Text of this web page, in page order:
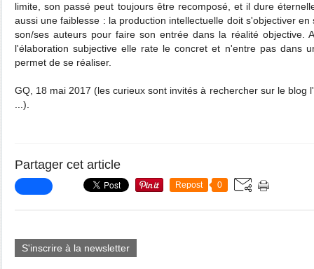
limite, son passé peut toujours être recomposé, et il dure
aussi une faiblesse : la production intellectuelle doit s'objectiver
son/ses auteurs pour faire son entrée dans la réalité objective.
l'élaboration subjective elle rate le concret et n'entre pas dans
permet de se réaliser.
GQ, 18 mai 2017 (les curieux sont invités à rechercher sur le blog
...).
Partager cet article
Repost 0
S'inscrire à la newsletter